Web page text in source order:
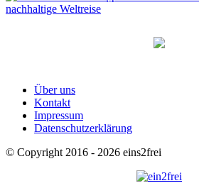
Über uns
Kontakt
Impressum
Datenschutzerklärung
© Copyright 2016 - 2026 eins2frei